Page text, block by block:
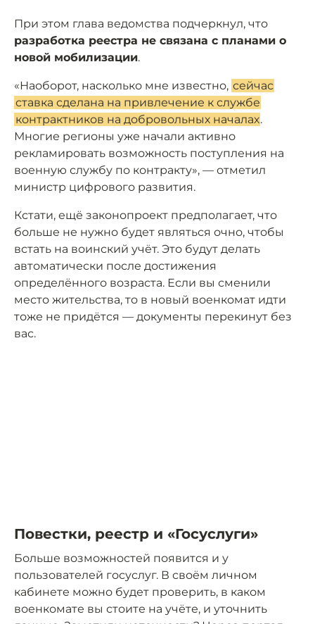
При этом глава ведомства подчеркнул, что
разработка реестра не связана с планами о
новой мобилизации.
«Наоборот, насколько мне известно, сейчас
ставка сделана на привлечение к службе
контрактников на добровольных началах.
Многие регионы уже начали активно
рекламировать возможность поступления на
военную службу по контракту», — отметил
министр цифрового развития.
Кстати, ещё законопроект предполагает, что
больше не нужно будет являться очно, чтобы
встать на воинский учёт. Это будут делать
автоматически после достижения
определённого возраста. Если вы сменили
место жительства, то в новый военкомат идти
тоже не придётся — документы перекинут без
вас.
Повестки, реестр и «Госуслуги»
Больше возможностей появится и у
пользователей госуслуг. В своём личном
кабинете можно будет проверить, в каком
военкомате вы стоите на учёте, и уточнить